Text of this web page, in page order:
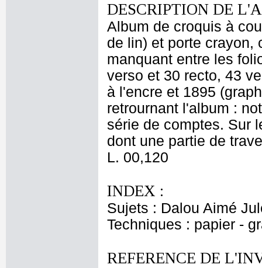
DESCRIPTION DE
Album de croquis à
de lin) et porte crayon,
manquant entre les
verso et 30 recto, 43
à l'encre et 1895
retrournant l'album :
série de comptes. Sur
dont une partie de
L. 00,120
INDEX :
Sujets : Dalou Aimé
Techniques : papier -
REFERENCE DE